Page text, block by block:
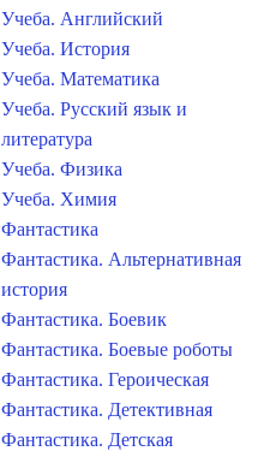
Учеба. Английский
Учеба. История
Учеба. Математика
Учеба. Русский язык и
литература
Учеба. Физика
Учеба. Химия
Фантастика
Фантастика. Альтернативная
история
Фантастика. Боевик
Фантастика. Боевые роботы
Фантастика. Героическая
Фантастика. Детективная
Фантастика. Детская